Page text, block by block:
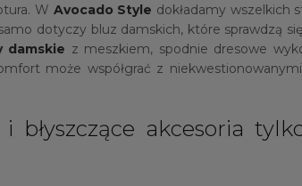
W Avocado Style dokładamy wszelkich
dotyczy bluz damskich, które sprawdzą
damskie z meszkiem, spodnie dresowe
może współgrać z
akcesoria